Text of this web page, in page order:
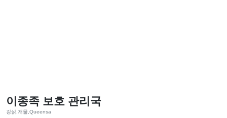
이종족 보호 관리국
깅삵,개물,Queensa